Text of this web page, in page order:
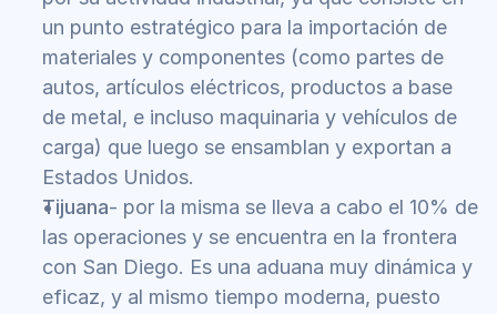
un punto estratégico para la importación de
materiales y componentes (como partes de
autos, artículos eléctricos, productos a base
de metal, e incluso maquinaria y vehículos de
carga) que luego se ensamblan y exportan a
Estados Unidos.
Tijuana- por la misma se lleva a cabo el 10% de
las operaciones y se encuentra en la frontera
con San Diego. Es una aduana muy dinámica y
eficaz, y al mismo tiempo moderna, puesto